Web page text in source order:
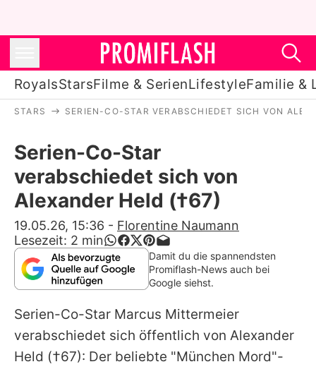
RoyalsStarsFilme & SerienLifestyleFamilie &
Stars
Filme & Serien
Lifestyle
Familie & Liebe
Promiflash Exklusiv
Alle Themen auf Promiflash
Jobs
STARS SERIEN-CO-STAR VERABSCHIEDET SICH VON
Serien-Co-Star
verabschiedet sich von
Alexander Held (†67)
19.05.26, 15:36 - Florentine Naumann
Lesezeit: 2 min
Damit du die spannendsten
Promiflash-News auch bei
Google siehst.
Serien-Co-Star Marcus Mittermeier
verabschiedet sich öffentlich von Alexander
Held (†67): Der beliebte "München Mord"-